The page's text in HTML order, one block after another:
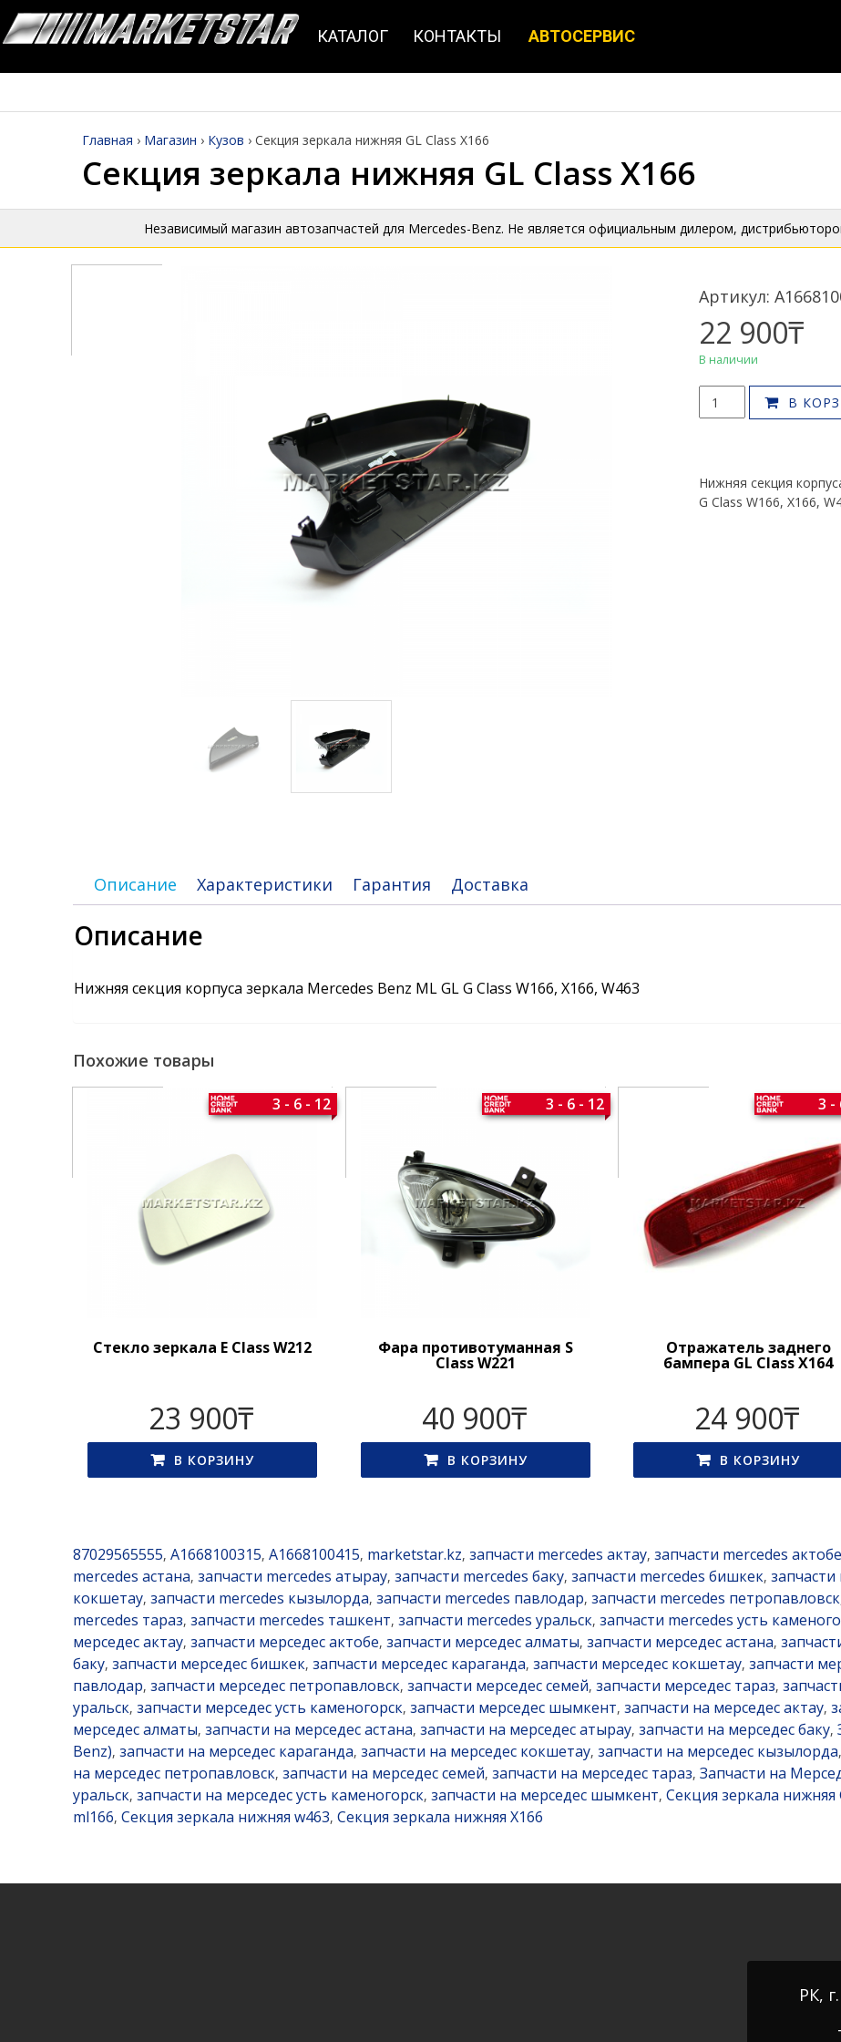
КАТАЛОГ КОНТАКТЫ АВТОСЕРВИС
Главная › Магазин › Кузов › Секция зеркала нижняя GL Class X166
Секция зеркала нижняя GL Class X166
Независимый магазин автозапчастей для Mercedes-Benz. Не является официальным дилером,
Артикул:
22 900₸
В наличии
Количество
товара
GL
Class
В
Нижняя секция
G Class W166, X166,
Описание Характеристики Гарантия Доставка
Описание
Нижняя секция корпуса зеркала Mercedes Benz ML GL G Class W166, X166, W463
Похожие товары
Стекло зеркала E Class W212
3 - 6 - 12
23 900₸
В КОРЗИНУ
Фара противотуманная S
Class W221
3 - 6 - 12
40 900₸
В КОРЗИНУ
Отражатель заднего
бампера GL Class X164
3 -
24 900₸
В КОРЗИНУ
87029565555, A1668100315, A1668100415, marketstar.kz, запчасти mercedes актау, запчасти mercedes актобе
mercedes астана, запчасти mercedes атырау, запчасти mercedes баку, запчасти mercedes бишкек, запчасти
кокшетау, запчасти mercedes кызылорда, запчасти mercedes павлодар, запчасти mercedes петропавловск
mercedes тараз, запчасти mercedes ташкент, запчасти mercedes уральск, запчасти mercedes усть
мерседес актау, запчасти мерседес актобе, запчасти мерседес алматы, запчасти мерседес астана,
баку, запчасти мерседес бишкек, запчасти мерседес караганда, запчасти мерседес кокшетау, запчасти
павлодар, запчасти мерседес петропавловск, запчасти мерседес семей, запчасти мерседес тараз,
уральск, запчасти мерседес усть каменогорск, запчасти мерседес шымкент, запчасти на мерседес актау,
мерседес алматы, запчасти на мерседес астана, запчасти на мерседес атырау, запчасти на мерседес баку,
Benz), запчасти на мерседес караганда, запчасти на мерседес кокшетау, запчасти на мерседес кызылорда,
на мерседес петропавловск, запчасти на мерседес семей, запчасти на мерседес тараз, Запчасти на
уральск, запчасти на мерседес усть каменогорск, запчасти на мерседес шымкент, Секция зеркала нижняя
ml166, Секция зеркала нижняя w463, Секция зеркала нижняя X166
РК,